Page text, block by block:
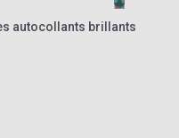
autocollants brillants